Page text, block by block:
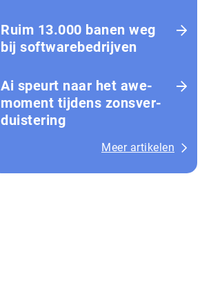
Ruim 13.000 banen weg
bij softwarebedrijven
Ai speurt naar het awe-
moment tijdens zons­ver­
duis­te­ring
Meer artikelen